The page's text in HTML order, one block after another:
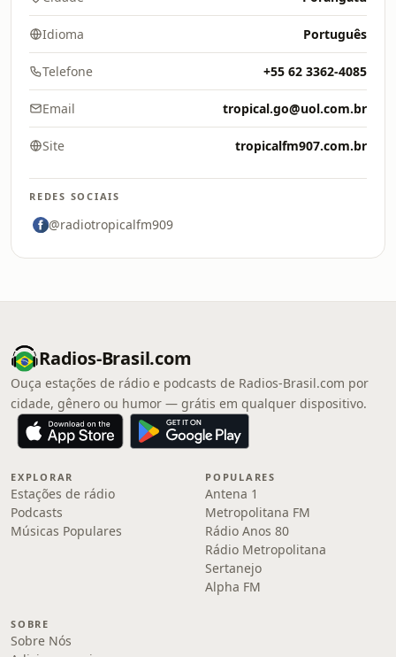
Idioma Português
Telefone +55 62 3362-4085
Email tropical.go@uol.com.br
Site tropicalfm907.com.br
REDES SOCIAIS
@radiotropicalfm909
Radios-Brasil.com
Ouça estações de rádio e podcasts de Radios-Brasil.com por
cidade, gênero ou humor — grátis em qualquer dispositivo.
EXPLORAR
Estações de rádio
Podcasts
Músicas Populares
POPULARES
Antena 1
Metropolitana FM
Rádio Anos 80
Rádio Metropolitana
Sertanejo
Alpha FM
SOBRE
Sobre Nós